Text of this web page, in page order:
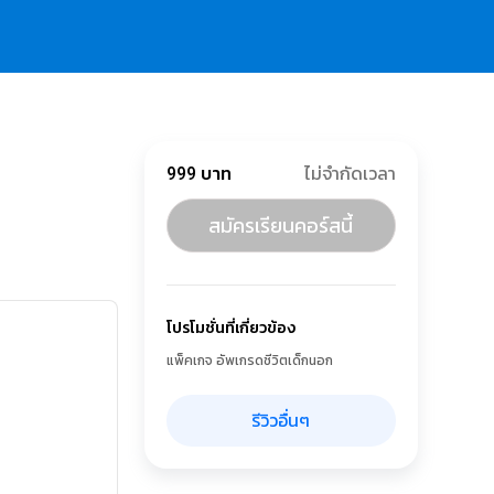
999 บาท ไม่จำกัดเวลา
สมัครเรียนคอร์สนี้
โปรโมชั่นที่เกี่ยวข้อง
แพ็คเกจ อัพเกรดชีวิตเด็กนอก
รีวิวอื่นๆ